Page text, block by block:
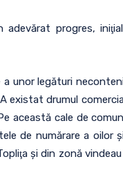
progres,
unor legături
existat drumul
această cale de
de numărare a oilor
şi din zonă